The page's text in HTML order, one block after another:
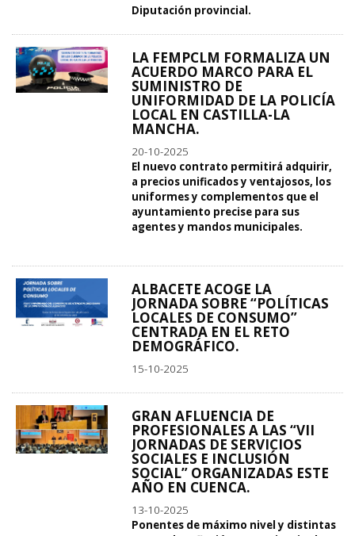
Diputación provincial.
LA FEMPCLM FORMALIZA UN
ACUERDO MARCO PARA EL
SUMINISTRO DE
UNIFORMIDAD DE LA POLICÍA
LOCAL EN CASTILLA-LA
MANCHA.
20-10-2025
El nuevo contrato permitirá adquirir,
a precios unificados y ventajosos, los
uniformes y complementos que el
ayuntamiento precise para sus
agentes y mandos municipales.
ALBACETE ACOGE LA
JORNADA SOBRE “POLÍTICAS
LOCALES DE CONSUMO”
CENTRADA EN EL RETO
DEMOGRÁFICO.
15-10-2025
GRAN AFLUENCIA DE
PROFESIONALES A LAS “VII
JORNADAS DE SERVICIOS
SOCIALES E INCLUSIÓN
SOCIAL” ORGANIZADAS ESTE
AÑO EN CUENCA.
13-10-2025
Ponentes de máximo nivel y distintas